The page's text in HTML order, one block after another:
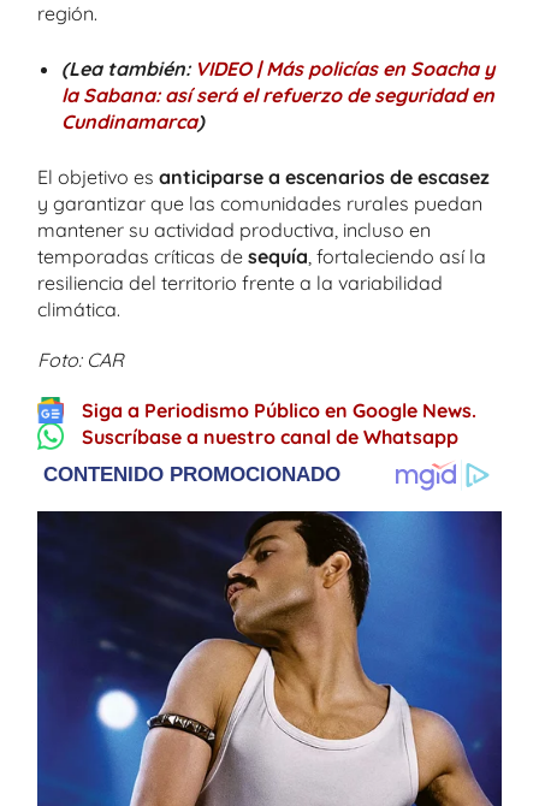
región.
(Lea también: VIDEO | Más policías en Soacha y
la Sabana: así será el refuerzo de seguridad en
Cundinamarca)
El objetivo es anticiparse a escenarios de escasez
y garantizar que las comunidades rurales puedan
mantener su actividad productiva, incluso en
temporadas críticas de sequía , fortaleciendo así la
resiliencia del territorio frente a la variabilidad
climática.
Foto: CAR
Siga a Periodismo Público en Google News.
Suscríbase a nuestro canal de Whatsapp